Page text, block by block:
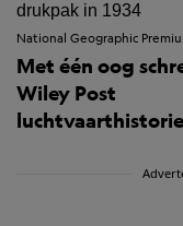
National Geographic
Met één oog
Wiley Post
luchtvaarthistorie